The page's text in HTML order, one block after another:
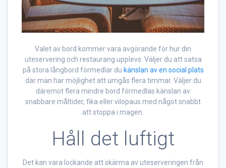
Valet av bord kommer vara avgörande för hur din
uteservering och restaurang upplevs. Väljer du att satsa
på stora långbord förmedlar du känslan av en social plats
där man har möjlighet att umgås flera timmar. Väljer du
däremot flera mindre bord förmedlas känslan av
snabbare måltider, fika eller vilopaus med något snabbt
att stoppa i magen.
Håll det luftigt
Det kan vara lockande att skärma av uteserveringen från